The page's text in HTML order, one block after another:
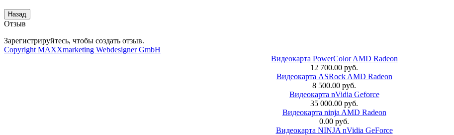
Отзыв
Зарегистрируйтесь, чтобы создать отзыв.
Copyright MAXXmarketing Webdesigner GmbH
Видеокарта PowerColor AMD Radeon
12 700.00 руб.
Видеокарта ASRock AMD Radeon
8 500.00 руб.
Видеокарта nVidia Geforce
35 000.00 руб.
Видеокарта ninja AMD Radeon
0.00 руб.
Видеокарта NINJA nVidia GeForce